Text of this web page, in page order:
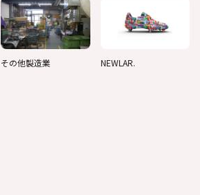
その他製造業 NEWLAR.